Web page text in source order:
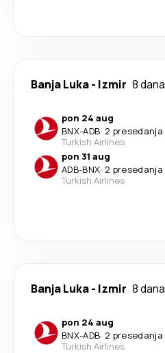
Banja Luka- Izmir 8 dana
pon 24 aug
BNX-ADB· 2 presedanja
Turkish Airlines
pon 31 aug
ADB-BNX· 2 presedanja
Turkish Airlines
Banja Luka- Izmir 8 dana
pon 24 aug
BNX-ADB· 2 presedanja
Turkish Airlines